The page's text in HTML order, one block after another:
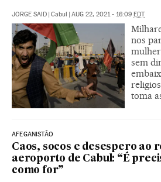
JORGE SAID | Cabul | AUG 22, 2021 - 16:09 EDT
nos
sem
toma
AFEGANISTÃO
Caos, socos e desespero ao
aeroporto de Cabul: “É
como for”